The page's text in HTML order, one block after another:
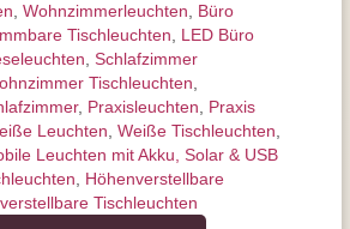
Wohnzimmer­leuchten
Büro
Tischleuchten
LED Büro
Schlafzimmer
Tischleuchten
, Praxisleuchten
Praxis
Leuchten Weiße Tischleuchten
Leuchten mit Akku, Solar & USB
Höhenverstellbare
Tischleuchten